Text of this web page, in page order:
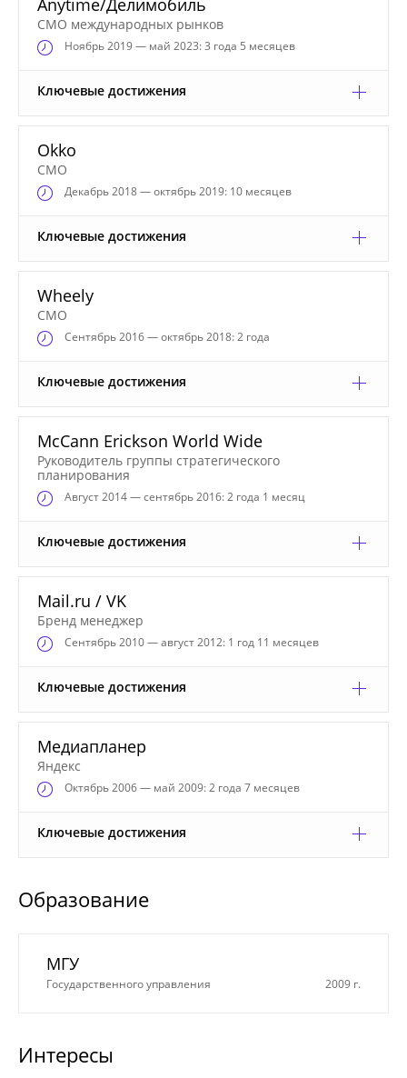
CMO международных рынков
Ноябрь2019 — май 2023: 3 года 5 месяцев
Ключевые достижения
Okko
CMO
Декабрь2018 — октябрь 2019: 10 месяцев
Ключевые достижения
Wheely
CMO
Сентябрь2016 — октябрь 2018: 2 года
Ключевые достижения
McCann Erickson World Wide
Руководитель группы стратегического
планирования
Август2014 — сентябрь 2016: 2 года 1 месяц
Ключевые достижения
Mail.ru / VK
Бренд менеджер
Сентябрь2010 — август 2012: 1 год 11 месяцев
Ключевые достижения
Медиапланер
Яндекс
Октябрь2006 — май 2009: 2 года 7 месяцев
Ключевые достижения
Образование
МГУ
Государственного управления 2009 г.
Интересы